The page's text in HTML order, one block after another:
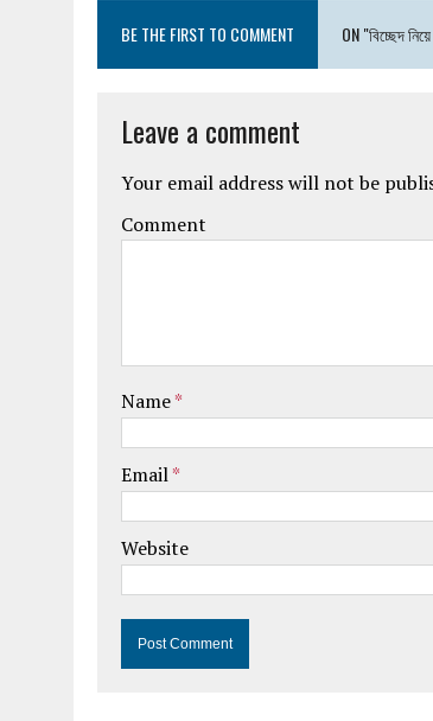
BE THE FIRST TO COMMENT ON "বিচ্ছেদ
Leave a comment
Your email address will not be
Comment
Name*
Email*
Website